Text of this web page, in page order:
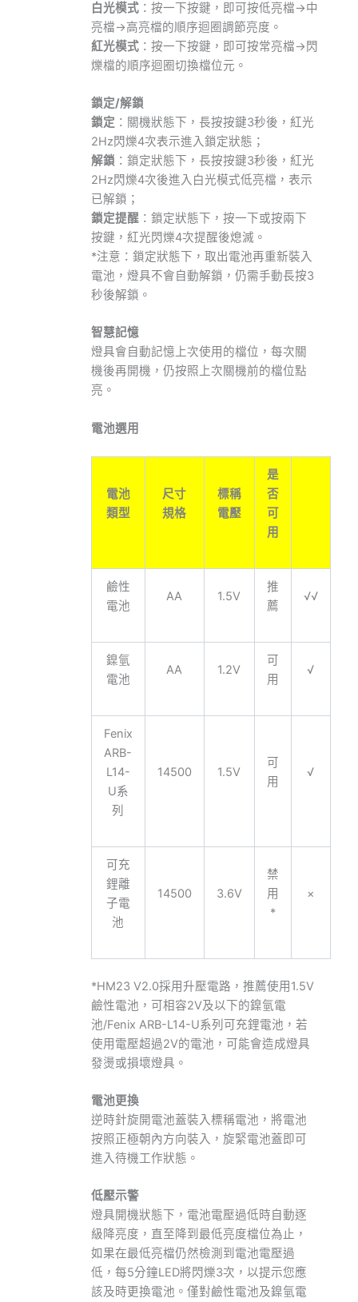
白光模式：按一下按鍵，即可按低亮檔→中
亮檔→高亮檔的順序迴圈調節亮度。
紅光模式：按一下按鍵，即可按常亮檔→閃
爍檔的順序迴圈切換檔位元。
鎖定/解鎖
鎖定 ：關機狀態下，長按按鍵3秒後，紅光
2Hz閃爍4次表示進入鎖定狀態；
解鎖 ：鎖定狀態下，長按按鍵3秒後，紅光
2Hz閃爍4次後進入白光模式低亮檔，表示
已解鎖；
鎖定提醒：鎖定狀態下，按一下或按兩下
按鍵，紅光閃爍4次提醒後熄滅。
*注意：鎖定狀態下，取出電池再重新裝入
電池，燈具不會自動解鎖，仍需手動長按3
秒後解鎖。
智慧記憶
燈具會自動記憶上次使用的檔位，每次關
機後再開機，仍按照上次關機前的檔位點
亮。
電池選用
電池
類型
尺寸
規格
標稱
電壓
是
否
可
用
鹼性
電池
AA 1.5V
推
薦
√√
鎳氫
電池
AA 1.2V
可
用
√
Fenix
ARB-
L14-
U系
列
14500 1.5V
可
用
√
可充
鋰離
子電
池
14500 3.6V
禁
用
*
×
*HM23 V2.0採用升壓電路，推薦使用1.5V
鹼性電池，可相容2V及以下的鎳氫電
池/Fenix ARB-L14-U系列可充鋰電池，若
使用電壓超過2V的電池，可能會造成燈具
發燙或損壞燈具。
電池更換
逆時針旋開電池蓋裝入標稱電池，將電池
按照正極朝內方向裝入，旋緊電池蓋即可
進入待機工作狀態。
低壓示警
燈具開機狀態下，電池電壓過低時自動逐
級降亮度，直至降到最低亮度檔位為止，
如果在最低亮檔仍然檢測到電池電壓過
低，每5分鐘LED將閃爍3次，以提示您應
該及時更換電池。僅對鹼性電池及鎳氫電